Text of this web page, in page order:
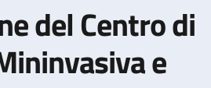
del Centro di
e